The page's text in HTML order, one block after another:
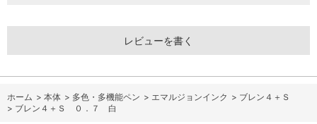
レビューを書く
ホーム > 本体 > 多色・多機能ペン > エマルジョンインク > ブレン４＋Ｓ
> ブレン４＋Ｓ ０．７ 白